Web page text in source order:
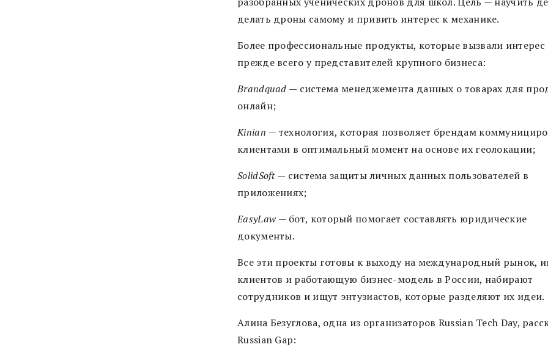
делать дроны самому и привить интерес к механике.
Более профессиональные продукты, которые вызвали интерес
прежде всего у представителей крупного бизнеса:
Brandquad — система менеджемента данных о товарах для
онлайн;
Kinian — технология, которая позволяет брендам
клиентами в оптимальный момент на основе их геолокации;
SolidSoft— система защиты личных данных пользователей в
приложениях;
EasyLaw — бот, который помогает составлять юридические
документы.
Все эти проекты готовы к выходу на международный рынок,
клиентов и работающую бизнес-модель в России, набирают
сотрудников и ищут энтузиастов, которые разделяют их идеи.
Алина Безуглова, одна из организаторов Russian Tech Day,
Russian Gap: